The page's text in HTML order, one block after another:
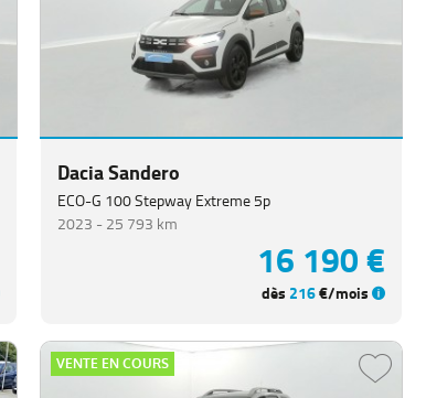
Dacia Sandero
ECO-G 100 Stepway Extreme 5p
2023 -25 793 km
16 190 €
dès 216€/mois
VENTE EN COURS